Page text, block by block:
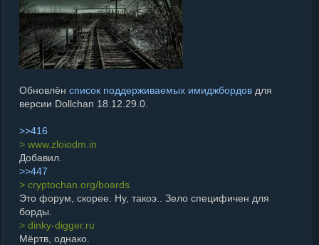
Обновлён список поддерживаемых имиджбордов для
версии Dollchan 18.12.29.0.
>>416
> www.zloiodm.in
Добавил.
>>447
> cryptochan.org/boards
Это форум, скорее. Ну, такоэ.. Зело специфичен для
борды.
> dinky-digger.ru
Мёртв, однако.